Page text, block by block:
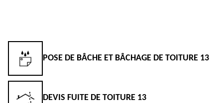
POSE DE BÂCHE ET BÂCHAGE DE TOITURE 13
DEVIS FUITE DE TOITURE 13